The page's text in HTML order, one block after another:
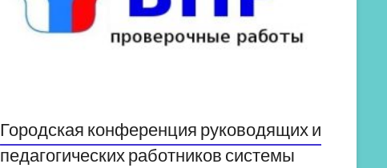
Городская конференция руководящих и
педагогических работников системы